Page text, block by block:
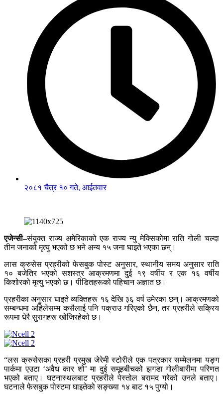
२०८१ चैत्र १० गते, आईतवार
एजेन्सी–संयुक्त राज्य अमेरिकाको एक राज्य न्यु मेक्सिकोमा राति गोली चल्दा
तीन जनाको मृत्यु भएको छ भने अन्य १५ जना घाइते भएका छन्।
लास क्रुसेस प्रहरीको फेसबुक पोस्ट अनुसार, स्थानीय समय अनुसार राति
१० बजेतिर भएको सशस्त्र आक्रमणमा दुई १९ वर्षीय र एक १६ वर्षीय
किशोरको मृत्यु भएको छ। पीडितहरूको पहिचान अज्ञात छ।
प्रहरीका अनुसार घाइते व्यक्तिहरू १६ देखि ३६ वर्ष उमेरका छन्। आक्रमणको
सम्बन्धमा अहिलेसम्म कसैलाई पनि पक्राउ गरिएको छैन, तर प्रहरीले सक्रिय
रूपमा धेरै सुरागहरू खोजिरहेको छ।
“लस क्रुसेसका प्रहरी प्रमुख जेरेमी स्टोरीले एक पत्रकार सम्मेलनमा यङ्ग
पार्कमा एउटा ‘अवैध कार शो’ मा दुई समूहबीचको झगडा गोलीबारीमा परिणत
भएको बताए। घटनास्थलबाट प्रहरीले पेस्तोल बरामद गरेको उनले बताए।
घटनाले फेसबुक पोस्टमा घाइतेको सङ्ख्या १४ बाट १५ पुग्यो।